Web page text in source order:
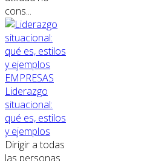
cons...
EMPRESAS
Liderazgo
situacional:
qué es, estilos
y ejemplos
Dirigir a todas
las personas